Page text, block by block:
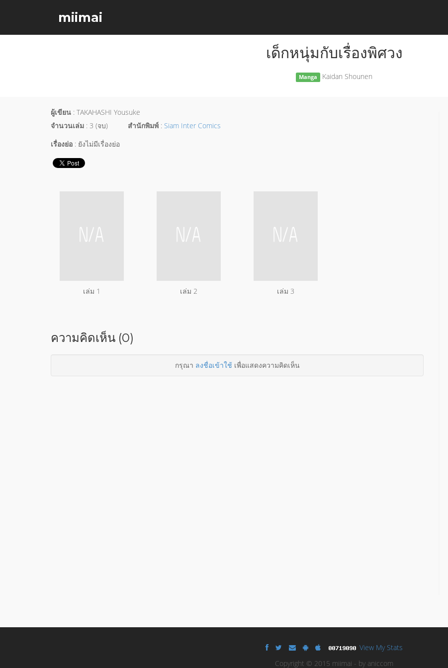
miimai
เด็กหนุ่มกับเรื่องพิศวง
Manga Kaidan Shounen
ผู้เขียน : TAKAHASHI Yousuke
จำนวนเล่ม : 3 (จบ) สำนักพิมพ์ : Siam Inter Comics
เรื่องย่อ : ยังไม่มีเรื่องย่อ
เล่ม 1 เล่ม 2 เล่ม 3
ความคิดเห็น (0)
กรุณา ลงชื่อเข้าใช้เพื่อแสดงความคิดเห็น
View My Stats
Copyright © 2015 miimai - by aniccom